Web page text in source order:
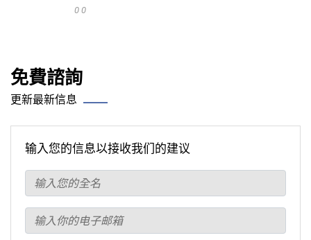
0 0
免費諮詢
更新最新信息
输入您的信息以接收我们的建议